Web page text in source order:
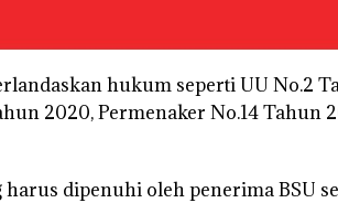
hukum seperti UU No.2
2020, Permenaker No.14 Tahun
harus dipenuhi oleh penerima BSU